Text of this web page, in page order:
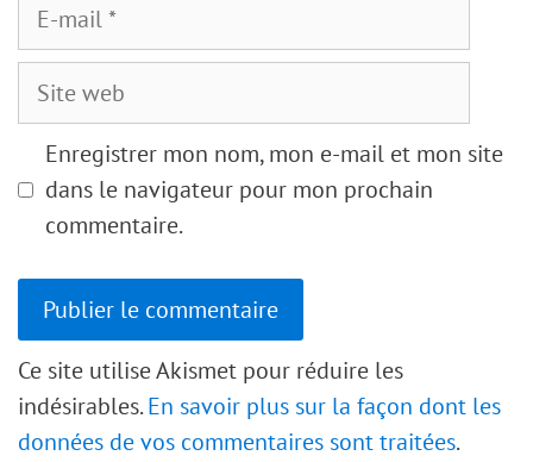
mail
Site
web
Enregistrer mon nom, mon e-mail et mon site
dans le navigateur pour mon prochain
commentaire.
Ce site utilise Akismet pour réduire les
indésirables.En savoir plus sur la façon dont les
données de vos commentaires sont traitées.